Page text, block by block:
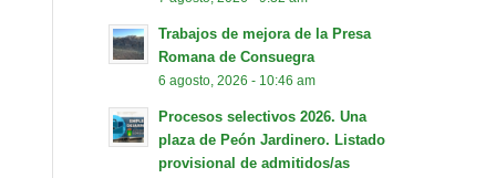
Trabajos de mejora de la Presa
Romana de Consuegra
6 agosto, 2026 - 10:46 am
Procesos selectivos 2026. Una
plaza de Peón Jardinero. Listado
provisional de admitidos/as